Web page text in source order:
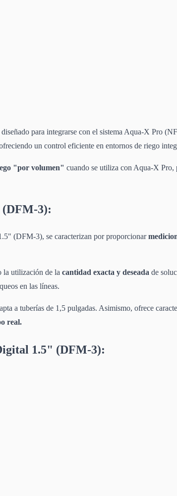
para integrarse con el sistema Aqua-X Pro
un control eficiente en entornos de riego
"por volumen" cuando se utiliza con Aqua-X Pro,
(DFM-3):
(DFM-3), se caracterizan por proporcionar
la utilización de la cantidad exacta y deseada de
en las líneas.
a tuberías de 1,5 pulgadas. Asimismo, ofrece
real.
1.5" (DFM-3):